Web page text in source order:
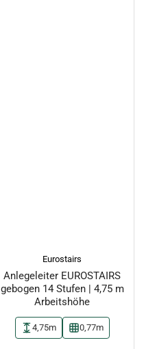
Eurostairs
Anlegeleiter EUROSTAIRS
gebogen 14 Stufen | 4,75 m
Arbeitshöhe
4,75m 0,77m